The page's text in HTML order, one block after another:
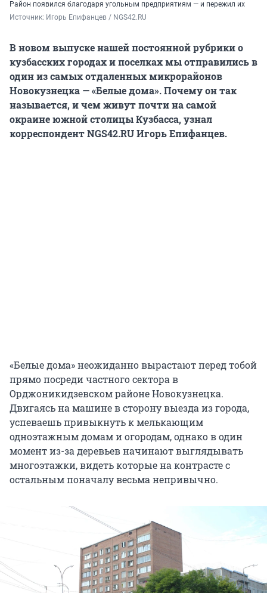
Район появился благодаря угольным предприятиям — и пережил их
Источник: Игорь Епифанцев / NGS42.RU
В новом выпуске нашей постоянной рубрики о
кузбасских городах и поселках мы отправились в
один из самых отдаленных микрорайонов
Новокузнецка — «Белые дома». Почему он так
называется, и чем живут почти на самой
окраине южной столицы Кузбасса, узнал
корреспондент NGS42.RU Игорь Епифанцев.
«Белые дома» неожиданно вырастают перед тобой
прямо посреди частного сектора в
Орджоникидзевском районе Новокузнецка.
Двигаясь на машине в сторону выезда из города,
успеваешь привыкнуть к мелькающим
одноэтажным домам и огородам, однако в один
момент из-за деревьев начинают выглядывать
многоэтажки, видеть которые на контрасте с
остальным поначалу весьма непривычно.